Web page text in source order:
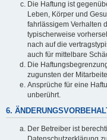
Die Haftung ist
Leben, Körper und
fahrlässigem Verhalten
typischerweise
nach auf die
auch für mittelbare
Die
zugunsten der
Ansprüche für eine
unberührt.
6.
Der Betreiber ist